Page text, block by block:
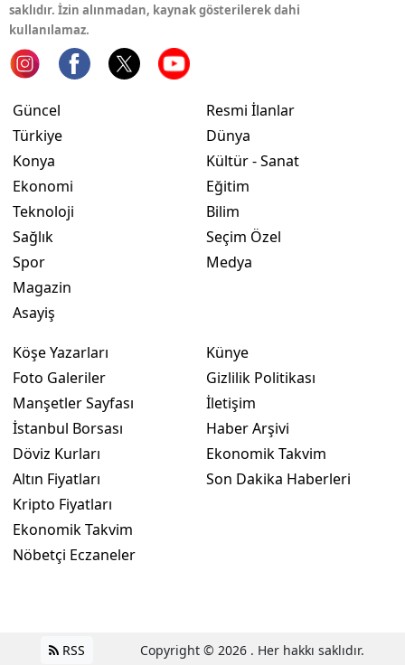
saklıdır. İzin alınmadan, kaynak gösterilerek dahi
kullanılamaz.
Güncel
Türkiye
Konya
Ekonomi
Teknoloji
Sağlık
Spor
Magazin
Asayiş
Resmi İlanlar
Dünya
Kültür - Sanat
Eğitim
Bilim
Seçim Özel
Medya
Köşe Yazarları
Foto Galeriler
Manşetler Sayfası
İstanbul Borsası
Döviz Kurları
Altın Fiyatları
Kripto Fiyatları
Ekonomik Takvim
Nöbetçi Eczaneler
Künye
Gizlilik Politikası
İletişim
Haber Arşivi
Ekonomik Takvim
Son Dakika Haberleri
RSS Copyright © 2026 . Her hakkı saklıdır.